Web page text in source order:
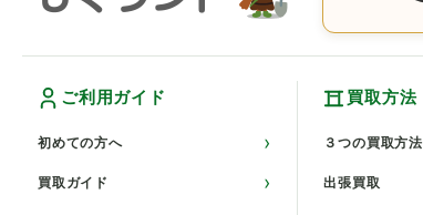
ご利用ガイド
初めての方へ
買取ガイド
買取方法
３つの買取方法
出張買取